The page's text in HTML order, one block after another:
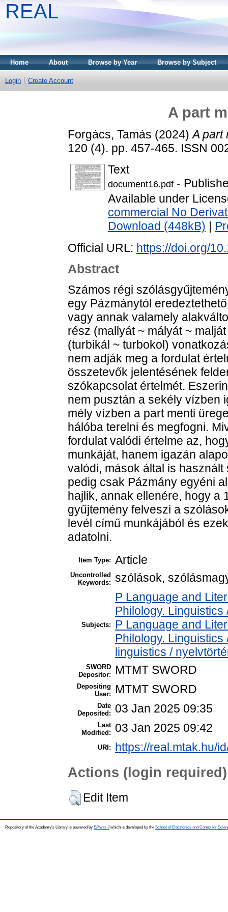
REAL
Home About Browse by Year Browse by Subject
Login Create Account
A part
Forgács, Tamás (2024)A part
120 (4). pp. 457-465. ISSN
Text
document16.pdf -
Available under
commercial No
Download (448kB)
Official URL: https://doi.org/
Abstract
Számos régi
egy Pázmánytól
vagy annak valamely
rész (mallyát ~ mályát ~
(turbikál ~ turbokol)
nem adják meg a fordulat
összetevők jelentésének
szókapcsolat értelmét.
nem pusztán a sekély vízben
mély vízben a part menti
hálóba terelni és megfogni.
fordulat valódi értelme az,
munkáját, hanem igazán
valódi, mások által is
pedig csak Pázmány egyéni
hajlik, annak ellenére, hogy a
gyűjtemény felveszi a
levél című munkájából és
adatolni.
Item Type: Article
Uncontrolled
Keywords: szólások,
Subjects:
P Language and
Philology.
P Language and
Philology.
linguistics /
SWORD
Depositor:
MTMT SWORD
Depositing
User:
MTMT SWORD
Date
Deposited:
03 Jan 2025 09:35
Last
Modified:
03 Jan 2025 09:42
URI: https://real.mtak.hu/
Actions (login required)
Edit Item
Repository of the Academy's Library is powered by EPrints 3which is developed by the School of Electronics and Computer